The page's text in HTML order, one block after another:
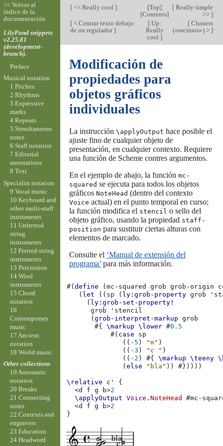
[<< Really cool ] [Top]
[Contents]
[Really simple
>> ]
[< Centrar texto debajo
de un regulador]
[ Up:
Really
cool]
[Clusters
(«racimos») > ]
Modificación de
propiedades para
objetos gráficos
individuales
La instrucción \applyOutput hace posible el
ajuste fino de cualquier objeto de
presentación, en cualquier contexto. Requiere
una función de Scheme contres argumentos.
En el ejemplo de abajo, la función mc-
squared se ejecuta para todos los objetos
gráficos NoteHead (dentro del contexto
Voice actual) en el punto temporal en curso;
la función modifica el stencil o sello del
objeto gráfico, usando la propiedad staff-
position para sustituir ciertas alturas con
elementos de marcado.
Consulte el ‘Manual de extensión del
programa’para más información.
#(define (mc-squared grob grob-origin
( let (( sp ( ly:grob-property grob
( ly:grob-set-property!
grob
'stencil
(grob-interpret-markup
grob
#{
\markup \lower #0.5
#( case
sp
(( -5 ) "m" )
(( -3 ) "c " )
(( -2 ) #{ \markup \teeny
(else "bla" )) #}))))
\relative c'
{
<d f g b>2
\applyOutput
Voice .NoteHead #mc-
<d f g b>2
}
<< Volver al
índice de la
documentación
LilyPond snippets
v2.25.81
(development-
branch).
Preface
Musical notation
1 Pitches
2 Rhythms
3 Expressive
marks
4 Repeats
5 Simultaneous
notes
6 Staff notation
7 Editorial
annotations
8 Text
Specialist notation
9 Vocal music
10 Keyboard and
other multi-staff
instruments
11 Unfretted
string
instruments
12 Fretted string
instruments
13 Percussion
14 Wind
instruments
15 Chord
notation
16
Contemporary
music
17 Ancient
notation
18 World music
Other collections
19 Automatic
notation
20 Breaks
21 Connecting
notes
22 Contexts and
engravers
23 Education
24 Headword